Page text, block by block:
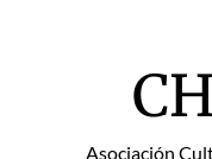
Asociación